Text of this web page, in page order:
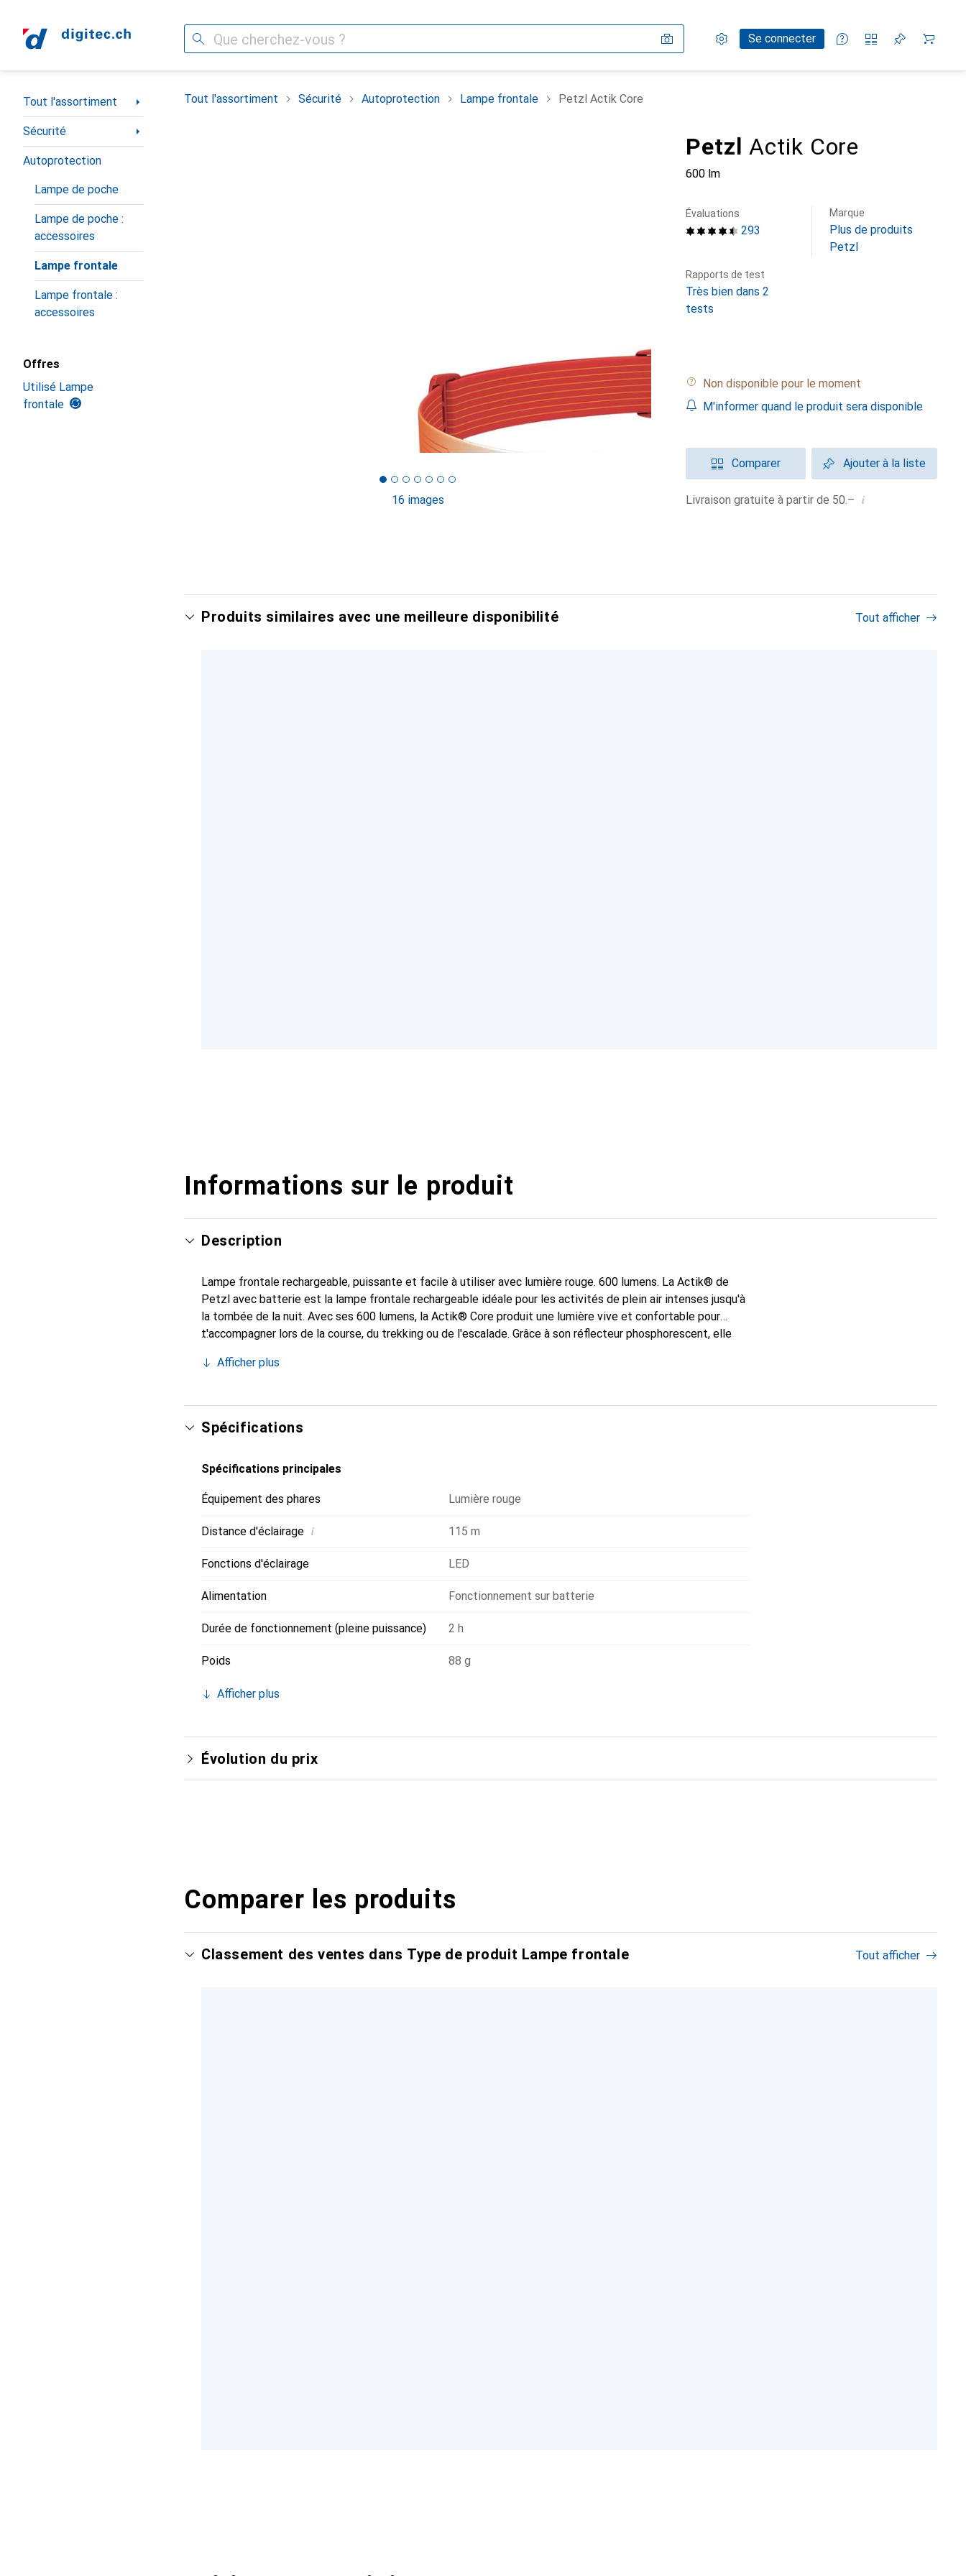
Recherche Paramètres
Compte clientSe connecter
Listes de comparaison
Listes d'envies
Panier
Navigation par catégorie
Tout l'assortiment
Sécurité
Autoprotection
Lampe de poche
Lampe de poche :
accessoires
Lampe frontale
Lampe frontale :
accessoires
Offres
Utilisé Lampe
frontale
Tout l'assortiment Sécurité Autoprotection Lampe frontale Petzl Actik Core
16 images
Petzl Actik Core
600 lm
293
Évaluations Marque
Plus de produits
Petzl
Rapports de test
Très bien dans 2
tests
Non disponible pour le moment
M'informer quand le produit sera disponible
Comparer Ajouter à la liste
Livraison gratuite à partir de 50.– i
Produits similaires avec une meilleure disponibilité Tout afficher
Informations sur le produit
Description
Lampe frontale rechargeable, puissante et facile à utiliser avec lumière rouge. 600 lumens. La Actik® de
Petzl avec batterie est la lampe frontale rechargeable idéale pour les activités de plein air intenses jusqu'à
la tombée de la nuit. Avec ses 600 lumens, la Actik® Core produit une lumière vive et confortable pour
t'accompagner lors de la course, du trekking ou de l'escalade. Grâce à son réflecteur phosphorescent, elle
La Actik® Core livrée avec la batterie Core peut également fonctionner avec trois piles grâce au concept
Afficher plus
Spécifications
Spécifications principales
Équipement des phares Lumière rouge
Distance d'éclairage i 115 m
Fonctions d'éclairage LED
Alimentation Fonctionnement sur batterie
Durée de fonctionnement (pleine puissance) 2 h
Poids 88 g
Afficher plus
Évolution du prix
Comparer les produits
Classement des ventes dans Type de produit Lampe frontale Tout afficher